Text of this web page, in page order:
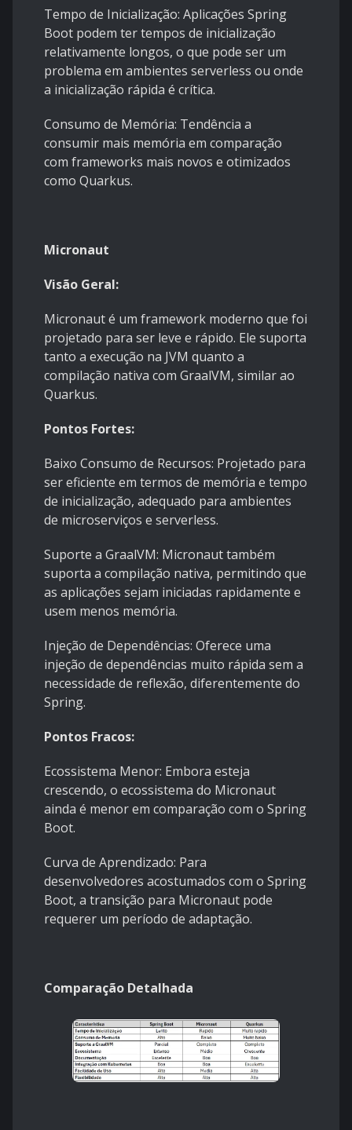
Tempo de Inicialização: Aplicações Spring
Boot podem ter tempos de inicialização
relativamente longos, o que pode ser um
problema em ambientes serverless ou onde
a inicialização rápida é crítica.
Consumo de Memória: Tendência a
consumir mais memória em comparação
com frameworks mais novos e otimizados
como Quarkus.
Micronaut
Visão Geral:
Micronaut é um framework moderno que foi
projetado para ser leve e rápido. Ele suporta
tanto a execução na JVM quanto a
compilação nativa com GraalVM, similar ao
Quarkus.
Pontos Fortes:
Baixo Consumo de Recursos: Projetado para
ser eficiente em termos de memória e tempo
de inicialização, adequado para ambientes
de microserviços e serverless.
Suporte a GraalVM: Micronaut também
suporta a compilação nativa, permitindo que
as aplicações sejam iniciadas rapidamente e
usem menos memória.
Injeção de Dependências: Oferece uma
injeção de dependências muito rápida sem a
necessidade de reflexão, diferentemente do
Spring.
Pontos Fracos:
Ecossistema Menor: Embora esteja
crescendo, o ecossistema do Micronaut
ainda é menor em comparação com o Spring
Boot.
Curva de Aprendizado: Para
desenvolvedores acostumados com o Spring
Boot, a transição para Micronaut pode
requerer um período de adaptação.
Comparação Detalhada